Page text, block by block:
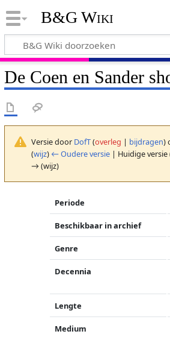
B&G Wiki
De Coen en Sander
Versie door DofT(overleg | bijdragen)
(wijz) ← Oudere versie| Huidige versie
→ (wijz)
Periode
Beschikbaar in archief
Genre
Decennia
Lengte
Medium